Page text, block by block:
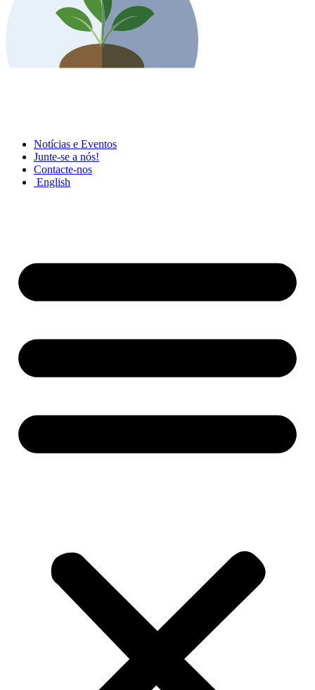
Notícias e Eventos
Junte-se a nós!
Contacte-nos
English